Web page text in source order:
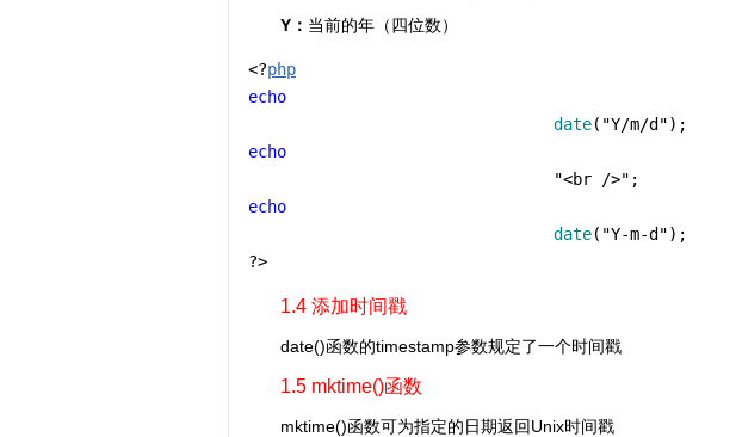
Y： 当前的年（四位数）
<?php
echo
date( "Y/m/d ");
echo
"<br />" ;
echo
date( "Y-m-d ");
?>
1.4 添加时间戳
date()函数的timestamp参数规定了一个时间戳
1.5 mktime()函数
mktime()函数可为指定的日期返回Unix时间戳